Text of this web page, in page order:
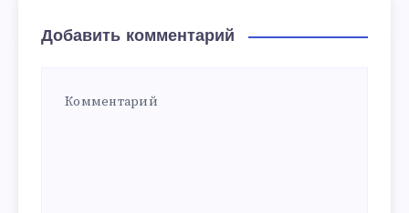
Добавить комментарий